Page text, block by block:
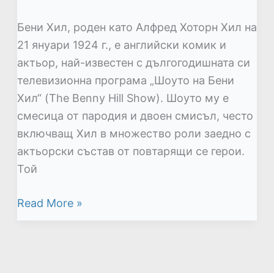
Бени Хил, роден като Алфред Хоторн Хил на
21 януари 1924 г., е английски комик и
актьор, най-известен с дългогодишната си
телевизионна програма „Шоуто на Бени
Хил“ (The Benny Hill Show). Шоуто му е
смесица от пародия и двоен смисъл, често
включващ Хил в множество роли заедно с
актьорски състав от повтарящи се герои.
Той
Read More »